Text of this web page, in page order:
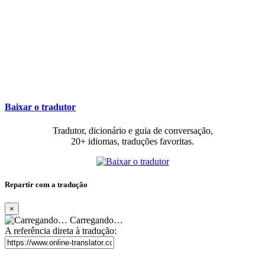
Baixar o tradutor
Tradutor, dicionário e guia de conversação,
20+ idiomas, traduções favoritas.
Repartir com a tradução
×
Carregando…
A referência direta à tradução: